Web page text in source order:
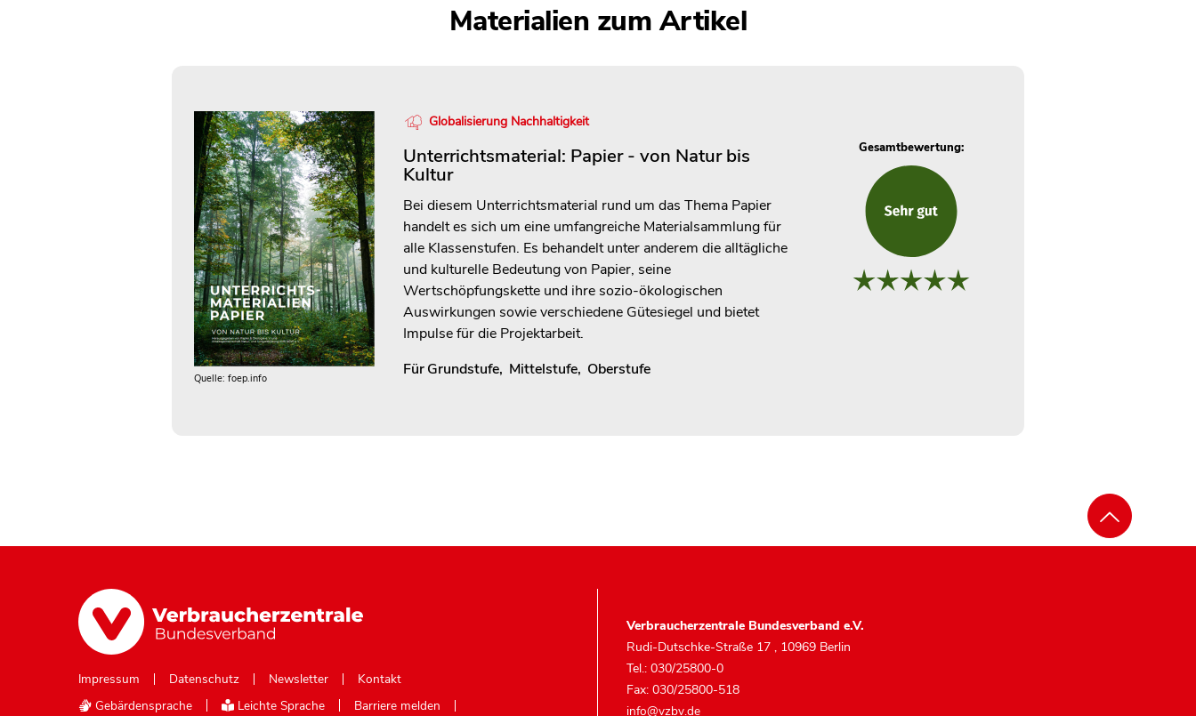
Materialien zum Artikel
Quelle: foep.info
Globalisierung Nachhaltigkeit
Unterrichtsmaterial: Papier - von Natur bis
Kultur
Bei diesem Unterrichtsmaterial rund um das Thema Papier
handelt es sich um eine umfangreiche Materialsammlung für
alle Klassenstufen. Es behandelt unter anderem die alltägliche
und kulturelle Bedeutung von Papier, seine
Wertschöpfungskette und ihre sozio-ökologischen
Auswirkungen sowie verschiedene Gütesiegel und bietet
Impulse für die Projektarbeit.
FürGrundstufe, Mittelstufe, Oberstufe
Gesamtbewertung:
Impressum Datenschutz Newsletter
Kontakt
Gebärdensprache
Leichte Sprache Barriere melden
Verbraucherzentrale Bundesverband e.V.
Rudi-Dutschke-Straße 17 , 10969 Berlin
Tel.: 030/25800-0
Fax: 030/25800-518
info@vzbv.de